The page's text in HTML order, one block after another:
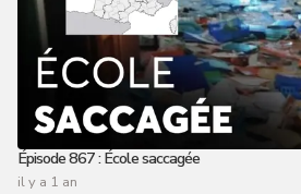
Épisode 867 : École saccagée
il y a 1 an